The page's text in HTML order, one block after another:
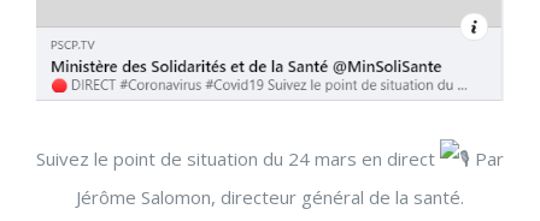
Suivez le point de situation du 24 mars en direct
Par
Jérôme Salomon, directeur général de la santé.